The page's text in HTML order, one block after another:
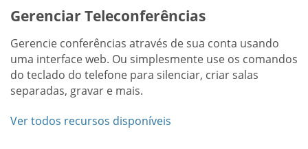
Gerenciar Teleconferências
Gerencie conferências através de sua conta usando
uma interface web. Ou simplesmente use os comandos
do teclado do telefone para silenciar, criar salas
separadas, gravar e mais.
Ver todos recursos disponíveis